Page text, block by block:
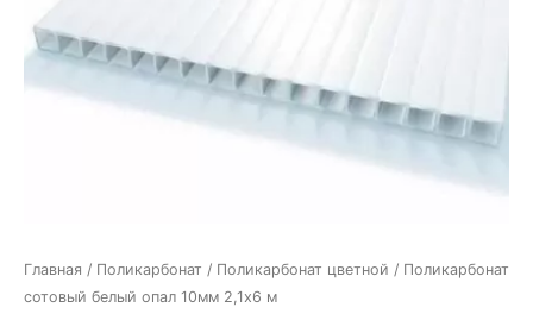
Главная / Поликарбонат / Поликарбонат цветной / Поликарбонат
сотовый белый опал 10мм 2,1х6 м